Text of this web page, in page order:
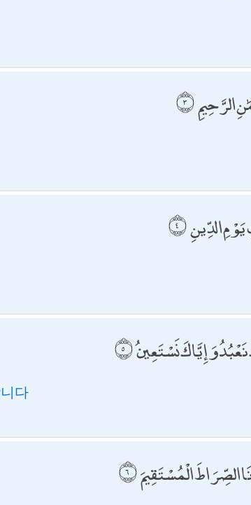
الرَّحِيمِ
الدِّينِ
وَإِيَّاكَ نَسْتَعِينُ
다
الصِّرَاطَ الْمُسْتَقِيمَ